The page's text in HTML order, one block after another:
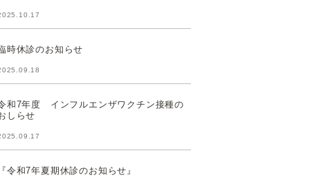
時休診のお知らせ
和7年度 インフルエンザワクチン接種の
しらせ
令和7年夏期休診のお知らせ』